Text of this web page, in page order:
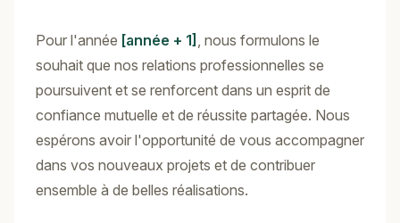
Pour l'année [année + 1] , nous formulons le
souhait que nos relations professionnelles se
poursuivent et se renforcent dans un esprit de
confiance mutuelle et de réussite partagée. Nous
espérons avoir l'opportunité de vous accompagner
dans vos nouveaux projets et de contribuer
ensemble à de belles réalisations.